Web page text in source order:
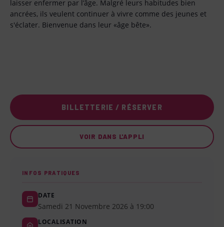
laisser enfermer par l’âge. Malgré leurs habitudes bien
ancrées, ils veulent continuer à vivre comme des jeunes et
s'éclater. Bienvenue dans leur «âge bête».
BILLETTERIE / RÉSERVER
VOIR DANS L'APPLI
INFOS PRATIQUES
DATE
Samedi 21 Novembre 2026 à 19:00
LOCALISATION